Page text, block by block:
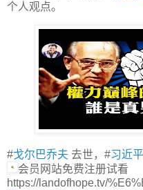
个人观点。
#戈尔巴乔夫 去世，#习近平
会员网站免费注册试看
https://landofhope.tv/